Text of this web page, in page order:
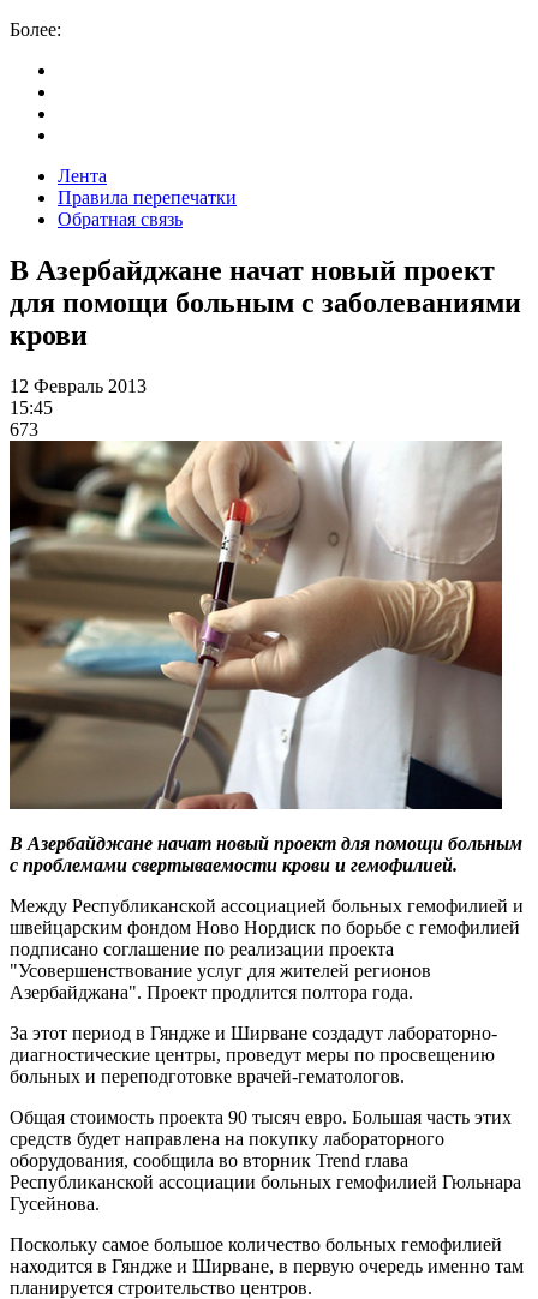
Более:
Лента
Правила перепечатки
Обратная связь
В Азербайджане начат новый проект
для помощи больным с заболеваниями
крови
12 Февраль 2013
15:45
673
В Азербайджане начат новый проект для помощи больным
с проблемами свертываемости крови и гемофилией.
Между Республиканской ассоциацией больных гемофилией и
швейцарским фондом Ново Нордиск по борьбе с гемофилией
подписано соглашение по реализации проекта
"Усовершенствование услуг для жителей регионов
Азербайджана". Проект продлится полтора года.
За этот период в Гяндже и Ширване создадут лабораторно-
диагностические центры, проведут меры по просвещению
больных и переподготовке врачей-гематологов.
Общая стоимость проекта 90 тысяч евро. Большая часть этих
средств будет направлена на покупку лабораторного
оборудования, сообщила во вторник Trend глава
Республиканской ассоциации больных гемофилией Гюльнара
Гусейнова.
Поскольку самое большое количество больных гемофилией
находится в Гяндже и Ширване, в первую очередь именно там
планируется строительство центров.